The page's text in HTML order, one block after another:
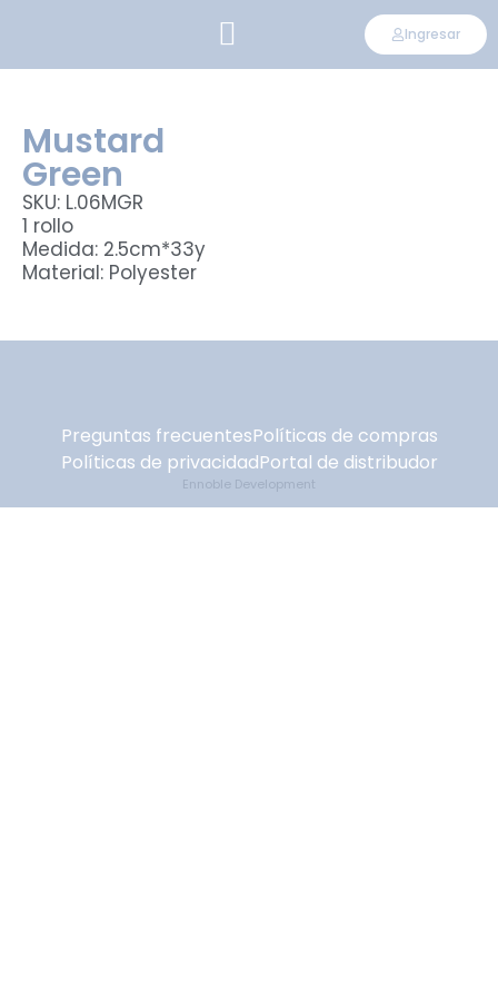
Ingresar
Mustard
Green
SKU: L.06MGR
1 rollo
Medida: 2.5cm*33y
Material: Polyester
Preguntas frecuentesPolíticas de compras
Políticas de privacidadPortal de distribudor
Ennoble Development